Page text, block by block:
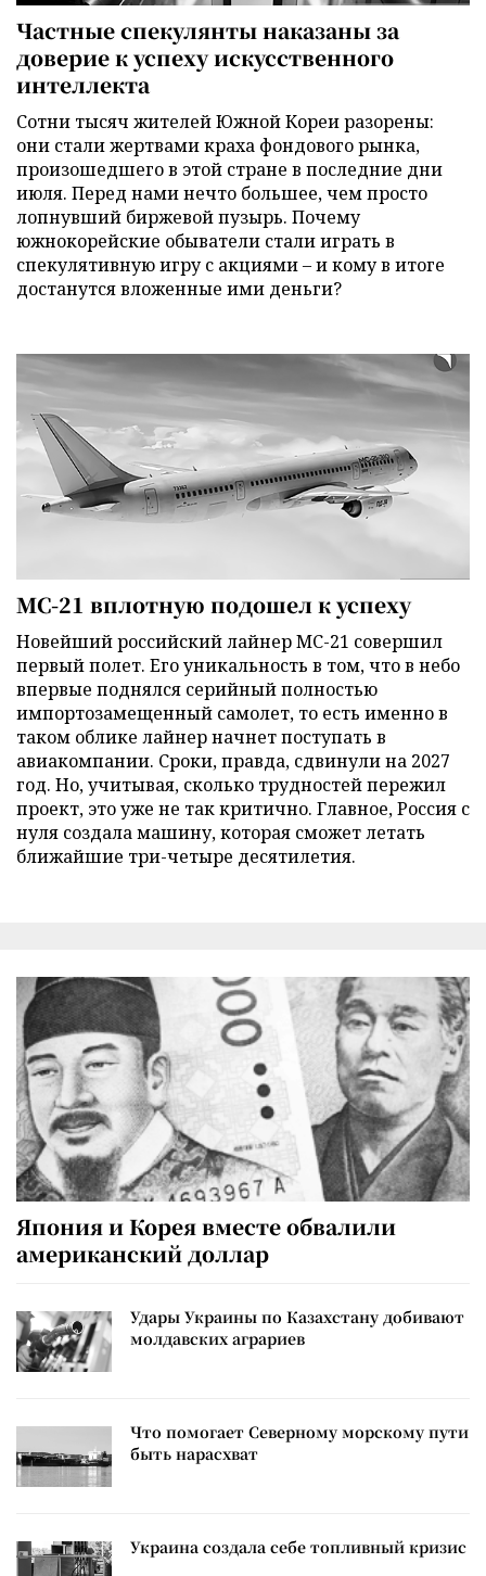
Частные спекулянты наказаны за
доверие к успеху искусственного
интеллекта
Сотни тысяч жителей Южной Кореи разорены:
они стали жертвами краха фондового рынка,
произошедшего в этой стране в последние дни
июля. Перед нами нечто большее, чем просто
лопнувший биржевой пузырь. Почему
южнокорейские обыватели стали играть в
спекулятивную игру с акциями – и кому в итоге
достанутся вложенные ими деньги?
МС-21 вплотную подошел к успеху
Новейший российский лайнер МС-21 совершил
первый полет. Его уникальность в том, что в небо
впервые поднялся серийный полностью
импортозамещенный самолет, то есть именно в
таком облике лайнер начнет поступать в
авиакомпании. Сроки, правда, сдвинули на 2027
год. Но, учитывая, сколько трудностей пережил
проект, это уже не так критично. Главное, Россия с
нуля создала машину, которая сможет летать
ближайшие три-четыре десятилетия.
Япония и Корея вместе обвалили
американский доллар
Удары Украины по Казахстану добивают
молдавских аграриев
Что помогает Северному морскому пути
быть нарасхват
Украина создала себе топливный кризис